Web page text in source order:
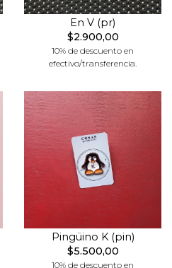
En V (pr)
$2.900,00
10% de descuento en
efectivo/transferencia.
Pingüino K (pin)
$5.500,00
10% de descuento en